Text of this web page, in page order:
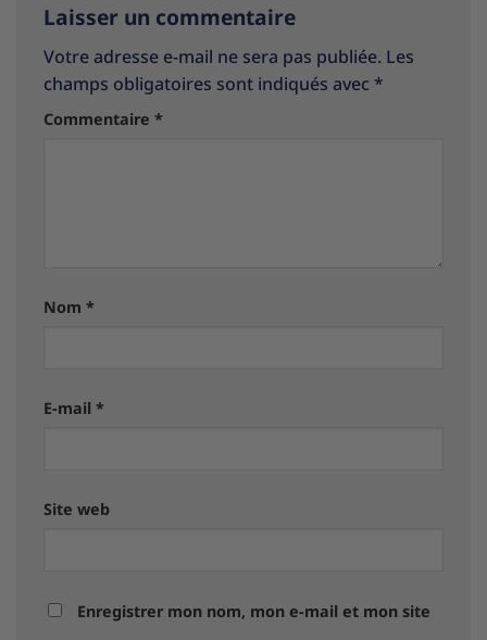
Laisser un commentaire
Votre adresse e-mail ne sera pas publiée. Les
champs obligatoires sont indiqués avec *
Commentaire *
Nom *
E-mail *
Site web
Enregistrer mon nom, mon e-mail et mon site